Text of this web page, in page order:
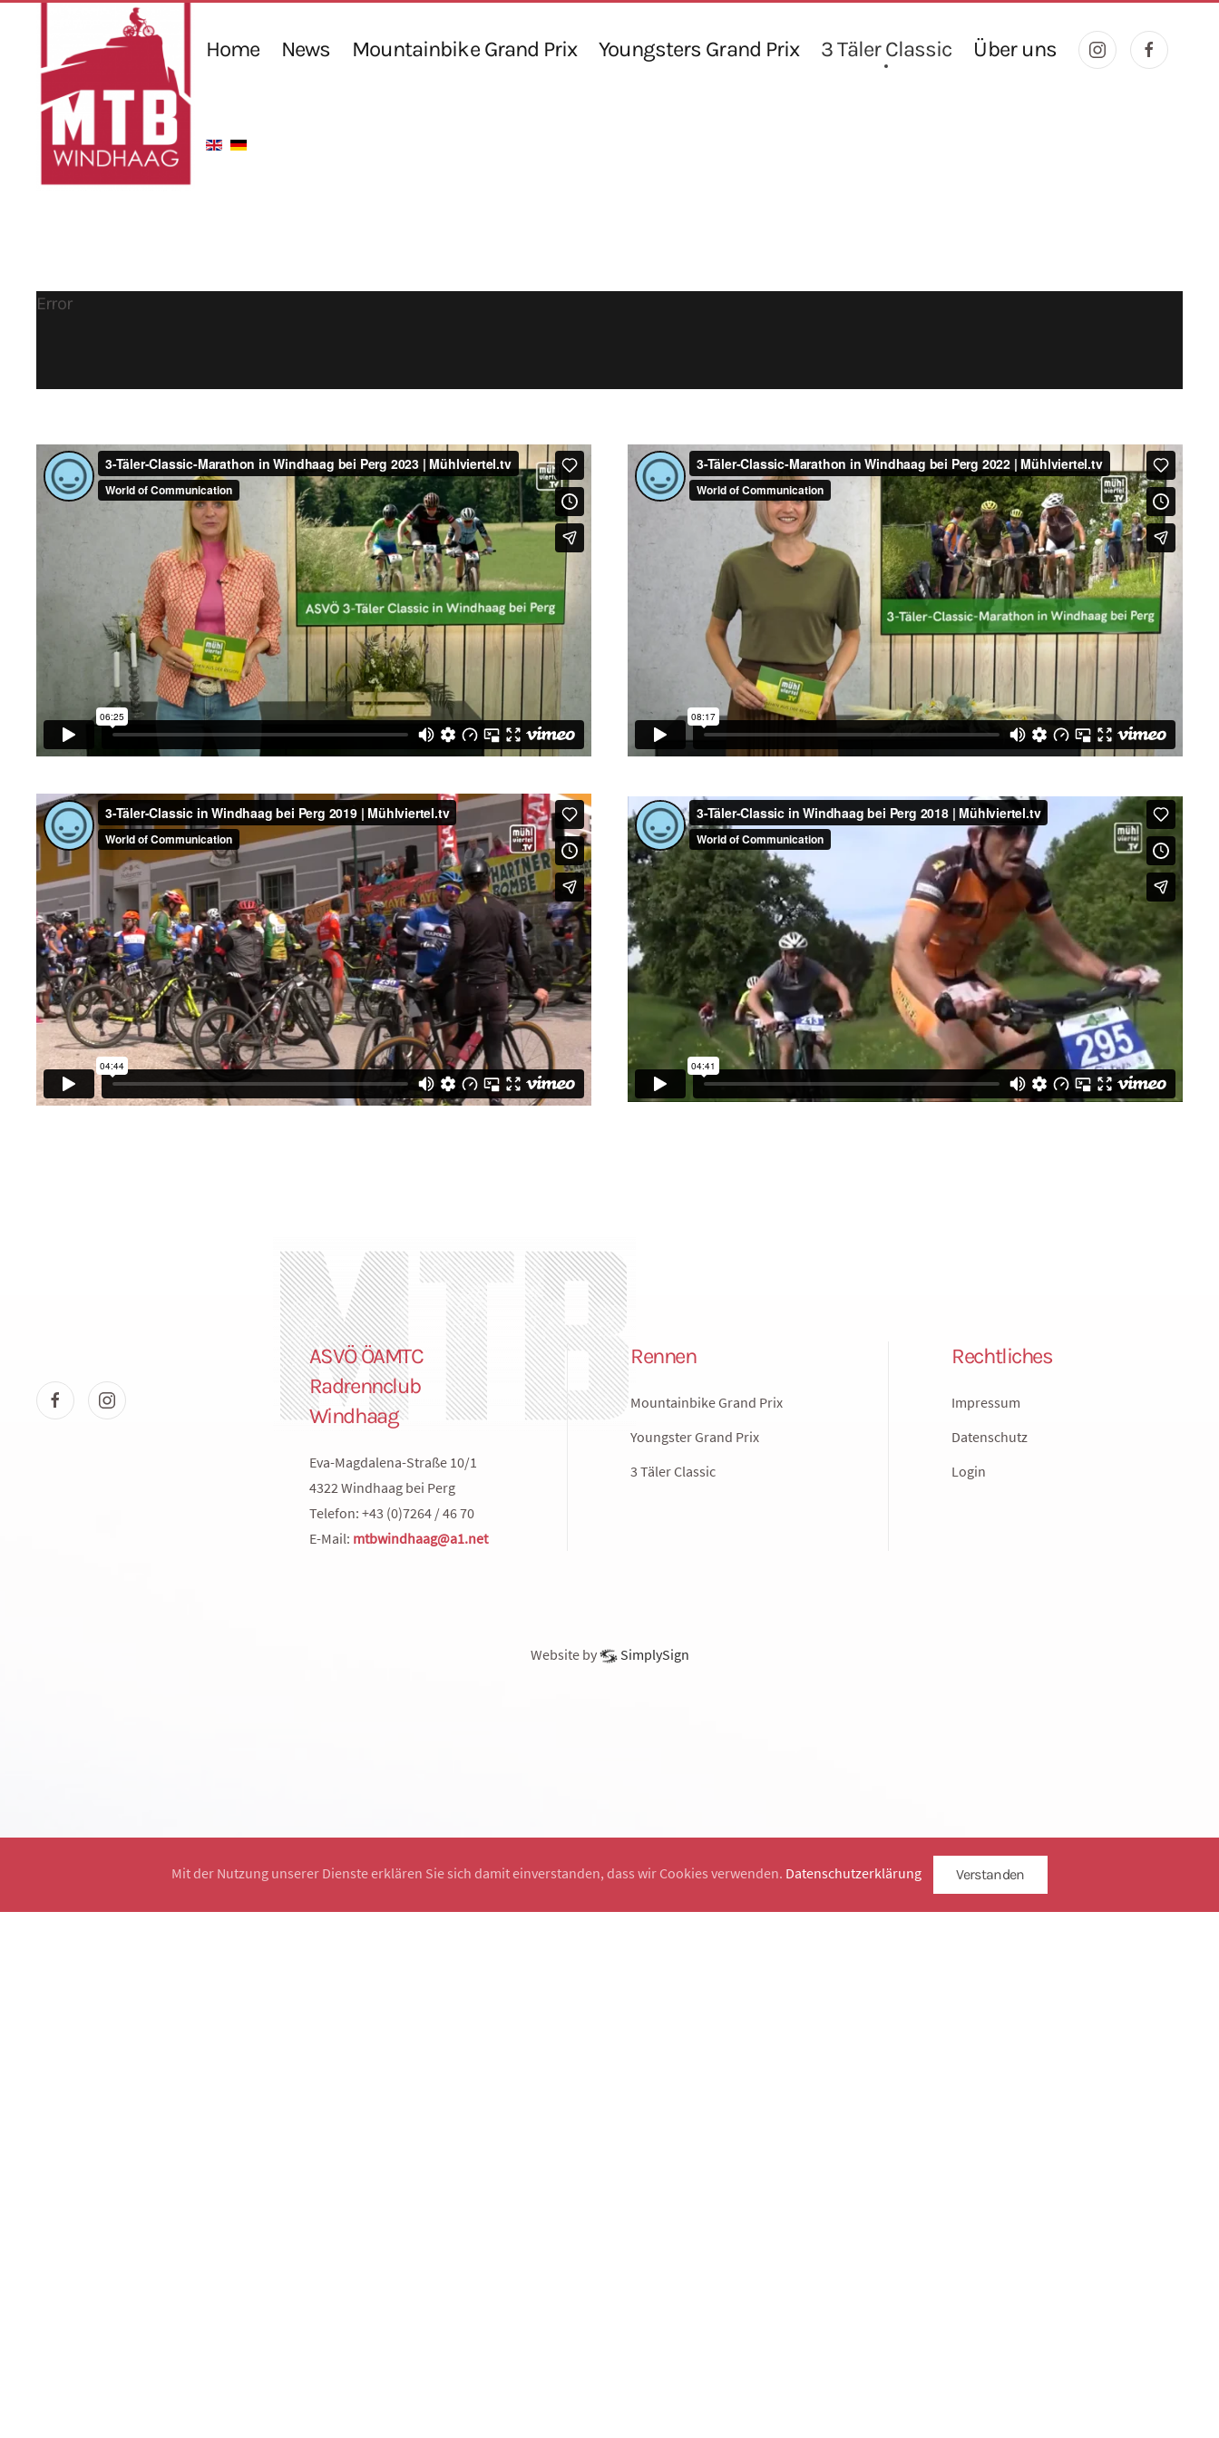
Home News Mountainbike Grand Prix Youngsters Grand Prix 3 Täler Classic Über uns
Error
ASVÖ ÖAMTC
Radrennclub
Windhaag
Eva-Magdalena-Straße 10/1
4322 Windhaag bei Perg
Telefon: +43 (0)7264 / 46 70
E-Mail: mtbwindhaag@a1.net
Rennen
Mountainbike Grand Prix
Youngster Grand Prix
3 Täler Classic
Rechtliches
Impressum
Datenschutz
Login
Website by SimplySign
Mit der Nutzung unserer Dienste erklären Sie sich damit einverstanden, dass wir Cookies verwenden. Datenschutzerklärung Verstanden